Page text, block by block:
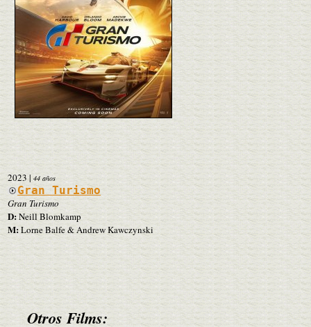
2023| 44 años
Gran Turismo
Gran Turismo
D:Neill Blomkamp
M:Lorne Balfe & Andrew Kawczynski
Otros Films: